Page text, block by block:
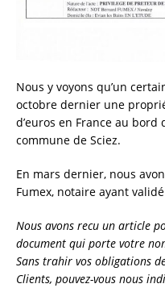
Nous y voyons qu’un
octobre dernier une
d’euros en France au bord
commune de Sciez.
En mars dernier, nous
Fumex, notaire ayant validé
Nous avons recu un article
document qui porte votre
Sans trahir vos obligations
Clients, pouvez-vous nous